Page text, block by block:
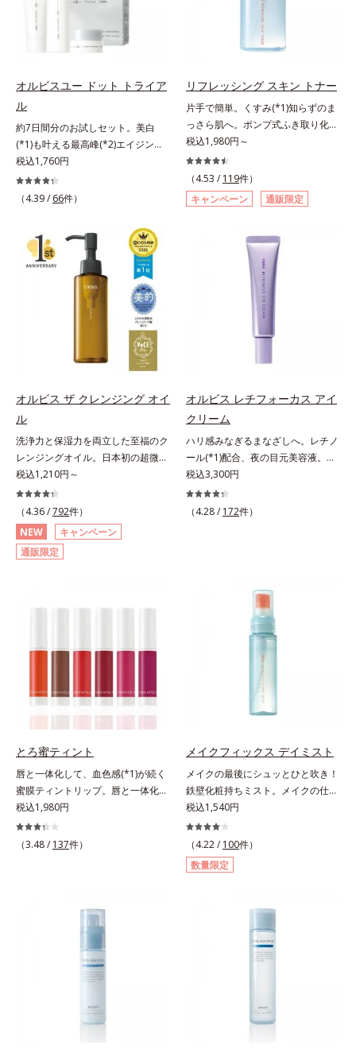
ください。3.メイクとなじんだら、
水またはぬるま湯でよく洗い流しま
す。4.その後、洗顔料で洗顔してく
ださい。
印象の鍵となるハリ・ツヤへもアプ
ローチする進化を遂げました。うる
おいを逃しやすい男性肌に着目し、
「うるおいコネクト設計」を採用。
8アイテム分の機能を3ステップに集
約し、よりシンプルなお手入れで、
ハリ・ツヤのある好印象な清潔透明
肌(*1)へ導きます。*1 うるおいによ
る透明感のある肌*2 男性の顔画像
を用いた印象評価において、基準画
像に対して、頬全体に輝度分布がな
かさ印象が高く評価されたこと*3
2022年12月22日時点で、科学文献
データベースPubMed及びGoogle
scholarにより国内化粧品業界にお
いて該当文献がないことを確認（ポ
ーラ化成研究所調べ）アレルギーテ
スト済＝全ての方にアレルギーが起
こらないということではありませ
ん。ノンコメドジェニックテスト済
と）ができないというわけではあり
ません。
異物として排出されにくく、肌にと
どまってうるおいを蓄えてくれま
す。刺激を受けやすくなった角層を
指します。無油分・無着色・無香
不使用(*5)・パラベンフリー、6つ
のフリー処方で徹底的に肌に寄り添
います。*1 乾燥と敏感をくり返す
こと*2 敏感肌対象連用テスト済
（すべての方のお肌に合うというこ
とではありません）*3 乾燥して敏
＝乾燥を防ぎ、うるおいに満ちた肌
へ導く保湿成分、植物由来アミノ酸
（エルゴチオネイン）配合＝肌を整
え、すこやかに保つ保湿成分、微生
物由来アミノ酸（エクトイン）配合
＝乱れた角層にうるおいを与え、肌
を除くLM＝さっぱり高保湿タイプ
高保湿タイプ（普通肌～超乾性肌）
アレルギーテスト済＝全ての方にア
はありません。
オルビスユー ドット トライア
ル
約7日間分のお試しセット。美白
(*1)も叶える最高峰(*2)エイジング
ケア(*3)。ハリも透明感(*4)も結果
主義。年齢サイン(*5)の因子に着目
した肌科学エイジングケア(*3)シリ
ズは、年齢による肌悩み一つ一つを
対処するのではなく、肌で起きてい
ることの根本原因に着目。加齢とと
もに現れる年齢サイン(*5)について
研究を進めたところ、弾力感のない
状態である「ハリのなさ」や、くす
み(*6)などが現れている状態である
「透明感のなさ」が現れることで大
人の肌印象に大きな影響を与えてい
ビスユー ドットシリーズは美容成
ター(*8)」を配合。そして、従来か
ら配合している美白有効成分「トラ
ネキサム酸」を配合しました。さら
に、シリーズ共通の美容成分(*7)
「GLルートブースター(*9)」を配合
することで、肌のふっくら感や透明
感を叶えます。美白ケアしながら多
角的なエイジングケアが叶うシリー
ズに。3ステップで上向き(*10)のハ
援します。*1 メラニンの生成を抑
シュ除く）*2 オルビス内スキンケ
る*5 乾燥、ハリ・ツヤのなさ
ロニセラカエルレア果汁、ノバラエ
キス配合＝うるおいを与えハリと透
明感に満ちた肌へ導く保湿成分*9
メマツヨイグサ抽出液、スイカズラ
エキス配合＝角層のすみずみまで水
分・油分を保ち、ハリ・ツヤを与え
る保湿成分*10 気持ちのことアレ
ルギーテスト済＝全ての方にアレル
税込1,760円
（4.39 / 66件）
リフレッシング スキン トナー
片手で簡単。くすみ(*1)知らずのま
っさら肌へ。ポンプ式ふき取り化粧
水。くすみ(*1)知らずのまっさら肌
へ。洗顔後すぐの肌に使う、ポンプ
式のふき取り化粧水です。ポンプ式
だから簡単。片手でぷしゅっと押す
だけでコットンに含ませられます。
来AHA(*2)が古い角質をやわらかく
し、手強い汚れも落としやすく。ク
イックフィット成分(*3)がほぐれた
角層の汚れを素早くなじませ、コッ
トンで除去します。話題の美容成分
C(*5)や高浸透セラミド(*6)配合で肌
らずのまっさら肌へ。メイクのり
(*7)もよくなります。さわやかさ広
がるシトラスハーバルの香り。*1
乾燥による*2 クエン酸配合＝角層
柔軟成分*3 イソペンチルジオール
配合＝保湿成分*4 ツボクサ葉エキ
ス配合＝保湿成分*5 パルミチン酸
アスコルビルリン酸3Na配合＝保湿
税込1,980円～
（4.53 / 119件）
キャンペーン
通販限定
オルビス ザ クレンジング オイ
ル
洗浄力と保湿力を両立した至福のク
レンジングオイル。日本初の超微粒
子技術(*1)が毛穴奥の微細な汚れに
アプローチ。圧倒的な洗浄力と毛穴
悩みに着目したクレンジングオイル
です。日本初・超微粒子技術(*1)
で、さっと塗り広げるだけで濃いメ
イクはもちろん毛穴悩みも取り去
ンジング(*2)をご用意しました。ポ
微粒子とオイルが肌と汚れの間に入
り込み、小さくばらけて肌表面にう
することを防止し、細かい毛穴汚れ
をごっそりするん！角栓溶解オイル
(*4)が詰まりや黒ずみも溶かして、
毛穴の目立ちにくいすべすべ肌に洗
い上げます。大人肌のためのくすみ
(*5)を晴らすアプローチによって圧
やかな肌に導きます。*1 ポーラ化
成独自の（Ｃ１２－２０）アルキル
ルから、汚れをはね返す水の膜をつ
くる技術が日本初（2024年12月時
*2 オルビス内でかつてないオイル
クレンジングのこと*3 ポーラ化成
独自の（Ｃ１２－２０）アルキルグ
税込1,210円～
（4.36 /792件）
NEW
キャンペーン
通販限定
オルビス レチフォーカス アイ
クリーム
ハリ感みなぎるまなざしへ。レチノ
ール(*1)配合、夜の目元美容液。オ
ルビスの目元技術を結集し、ハリ感
みなぎるまなざしへ。レチノール
(*1)配合の目元美容液です。目元悩
び覚まします。ハリ膜がのび広が
り、肌表面にピン！としたハリ感を
与え、さらに疑似セラミド(*3)が角
層の隙間に浸透(*4)。夜のスキンケ
アの最後にプラスすることで乾燥に
よる小ジワを目立たなくし、ハリ感
みなぎる目元を目指します。*1 レ
チノール配合＝保湿成分*2 パルミ
（フィトステリル/オクチルドデシ
ル）配合＝保湿成分*4 角層まで
税込3,300円
（4.28 / 172件）
とろ蜜ティント
唇と一体化して、血色感(*1)が続く
蜜膜ティントリップ。唇と一体化し
て色落ちしにくいティント処方とう
るおいを両立した、ティントリップ
です。色が長時間唇に密着するオイ
による唇の乾燥を防ぐため、一部の
色素に特殊コーティング処理(*4)を
成分(*5)も配合。しっとり感をキー
プし、ぷるんとした唇に。さっとひ
人の肌に血色感を与え、唇を自然に
美しく彩る色設計です。*1 メイク
効果による*2 水添ポリイソブテン
税込1,980円
（3.48 / 137件）
メイクフィックス デイミスト
メイクの最後にシュッとひと吹き！
鉄壁化粧持ちミスト。メイクの仕上
げにシュッとひと吹き。肌とメイク
の密着感をピタッと高め、メイクく
ずれを防ぎ、化粧持ちをアップさせ
るミストタイプの化粧水です。くず
れ防止成分(*1)を含む層と美容成分
振って混ぜると、美容成分がくずれ
ピタッと密着。くずれ防止成分が
汗・水・皮脂をはじきながら、美容
さらに保湿成分配合でうるおい感が
続き、エアコンなどによる乾燥も防
税込1,540円
（4.22 / 100件）
数量限定